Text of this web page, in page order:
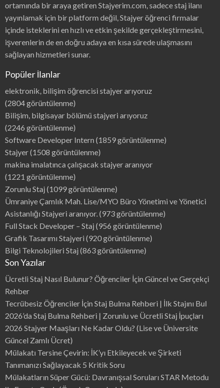
ortamında bir araya getiren Stajyerim.com, sadece staj ilanı
yayınlamak için bir platform değil, Stajyer öğrenci firmalar
içinde isteklerini en hızlı ve etkin şekilde gerçekleştirmesini,
işverenlerin de en doğru adaya en kısa sürede ulaşmasını
sağlayan hizmetleri sunar.
Popüler İlanlar
elektronik, bilişim öğrencisi stajyer arıyoruz
(2804 görüntülenme)
Bilişim, bilgisayar bölümü stajyeri arıyoruz
(2246 görüntülenme)
Software Developer Intern (1859 görüntülenme)
Stajyer(1508 görüntülenme)
makina imalatınca çalışacak stajyer aranıyor
(1221 görüntülenme)
Zorunlu Staj (1099 görüntülenme)
Ümraniye Çamlık Mah. Lise/MYO Büro Yönetimi ve Yönetici
Asistanlığı Stajyeri aranıyor.(973 görüntülenme)
Full Stack Developer – Staj (956 görüntülenme)
Grafik Tasarımı Stajyeri (920 görüntülenme)
Bilgi Teknolojileri Staj (863 görüntülenme)
Son Yazılar
Ücretli Staj Nasıl Bulunur? Öğrenciler İçin Güncel ve Gerçekçi
Rehber
Tecrübesiz Öğrenciler İçin Staj Bulma Rehberi | İlk Stajını Bul
2026’da Staj Bulma Rehberi | Zorunlu ve Ücretli Staj İpuçları
2026 Stajyer Maaşları Ne Kadar Oldu? (Lise ve Üniversite
Güncel Zamlı Ücret)
Mülakatı Tersine Çevirin: İK’yı Etkileyecek ve Şirketi
Tanımanızı Sağlayacak 5 Kritik Soru
Mülakatların Süper Gücü: Davranışsal Soruları STAR Metodu